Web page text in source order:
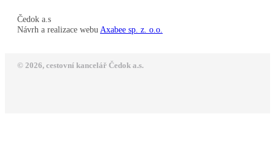
Čedok a.s
Návrh a realizace webu Axabee sp. z. o.o.
© 2026, cestovní kancelář Čedok a.s.